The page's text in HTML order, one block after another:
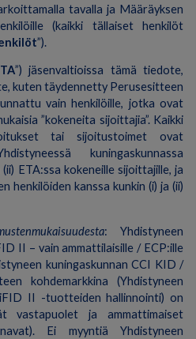
tavalla ja Määräyksen
(kaikki tällaiset henkilöt
”).
”) jäsenvaltioissa tämä tiedote,
kuten täydennetty Perusesitteen
vain henkilöille, jotka ovat
”kokeneita sijoittajia”. Kaikki
tai sijoitustoimet ovat
kuningaskunnassa
ETA:ssa kokeneille sijoittajille, ja
henkilöiden kanssa kunkin (i) ja (ii)
: Yhdistyneen
II – vain ammattilaisille / ECP:ille
kuningaskunnan CCI KID /
kohdemarkkina (Yhdistyneen
II -tuotteiden hallinnointi) on
vastapuolet ja ammattimaiset
Ei myyntiä Yhdistyneen